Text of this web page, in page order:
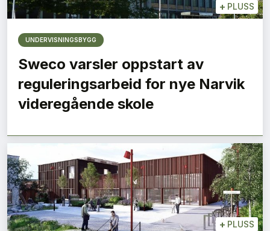
+ PLUSS
UNDERVISNINGSBYGG
Sweco varsler oppstart av
reguleringsarbeid for nye Narvik
videregående skole
+ PLUSS